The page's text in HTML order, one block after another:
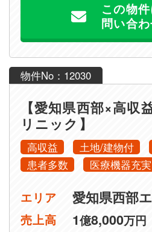
この物
問い合
物件No：12030
【愛知県西部×高収
リニック】
高収益 土地/建物付
患者多数
医療機器充実
エリア 愛知県西部
売上高 1億8,000万円